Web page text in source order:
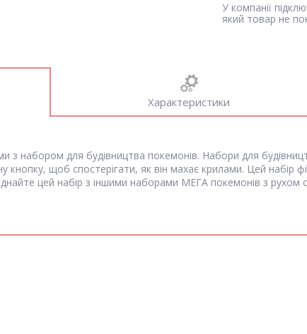
У компанії
який товар не
Характеристики
з набором для будівництва покемонів. Набори для
кнопку, щоб спостерігати, як він махає крилами. Цей набір
цей набір з іншими наборами МЕГА покемонів з